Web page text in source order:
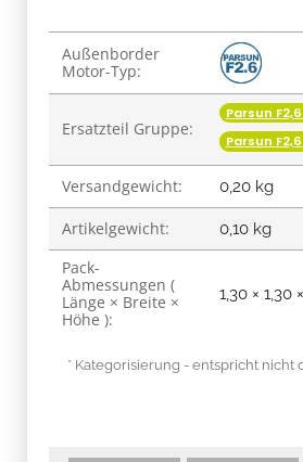
Produkteigenschaft
Wert
Außenborder
Motor-Typ:
Ersatzteil Gruppe:
Parsun
Parsun
Versandgewicht: 0,20 kg
Artikelgewicht: 0,10 kg
Pack-
Abmessungen (
Länge × Breite ×
Höhe ):
1,30 × 1,30
* Kategorisierung - entspricht nicht